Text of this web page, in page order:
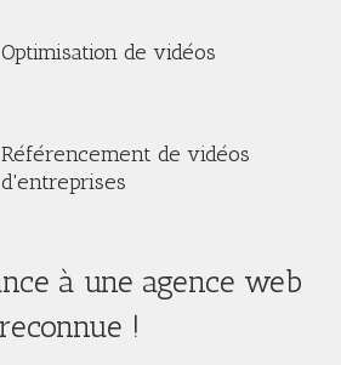
Optimisation de vidéos
Référencement de vidéos
d'entreprises
à une agence web
reconnue !